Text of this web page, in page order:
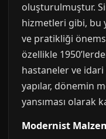
oluşturulmuştur.
hizmetleri gibi, bu
ve pratikliği
özellikle
hastaneler ve
yapılar, dönemin
yansıması olarak
Modernist